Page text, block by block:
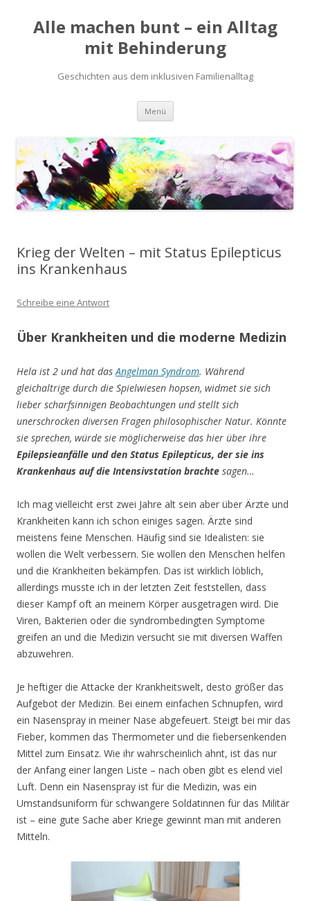
Alle machen bunt – ein Alltag
mit Behinderung
Geschichten aus dem inklusiven Familienalltag
Menü Zum
springen
Krieg der Welten – mit Status Epilepticus
ins Krankenhaus
Schreibe eine Antwort
Über Krankheiten und die moderne Medizin
Hela ist 2 und hat dasAngelman Syndrom. Während
gleichaltrige durch die Spielwiesen hopsen, widmet sie sich
lieber scharfsinnigen Beobachtungen und stellt sich
unerschrocken diversen Fragen philosophischer Natur. Könnte
sie sprechen, würde sie möglicherweise das hier über ihre
Epilepsieanfälle und den Status Epilepticus, der sie ins
Krankenhaus auf die Intensivstation brachte sagen…
Ich mag vielleicht erst zwei Jahre alt sein aber über Ärzte und
Krankheiten kann ich schon einiges sagen. Ärzte sind
meistens feine Menschen. Häufig sind sie Idealisten: sie
wollen die Welt verbessern. Sie wollen den Menschen helfen
und die Krankheiten bekämpfen. Das ist wirklich löblich,
allerdings musste ich in der letzten Zeit feststellen, dass
dieser Kampf oft an meinem Körper ausgetragen wird. Die
Viren, Bakterien oder die syndrombedingten Symptome
greifen an und die Medizin versucht sie mit diversen Waffen
abzuwehren.
Je heftiger die Attacke der Krankheitswelt, desto größer das
Aufgebot der Medizin. Bei einem einfachen Schnupfen, wird
ein Nasenspray in meiner Nase abgefeuert. Steigt bei mir das
Fieber, kommen das Thermometer und die fiebersenkenden
Mittel zum Einsatz. Wie ihr wahrscheinlich ahnt, ist das nur
der Anfang einer langen Liste – nach oben gibt es elend viel
Luft. Denn ein Nasenspray ist für die Medizin, was ein
Umstandsuniform für schwangere Soldatinnen für das Militär
ist – eine gute Sache aber Kriege gewinnt man mit anderen
Mitteln.